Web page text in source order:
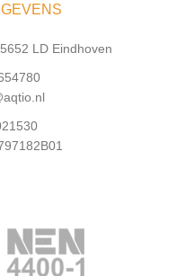
LD Eindhoven